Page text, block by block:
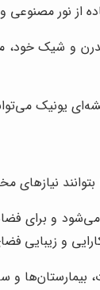
از نور
و شیک خود،
یونیک
نیازهای
می‌شود و برای
و زیبایی
بیمارستان‌ها